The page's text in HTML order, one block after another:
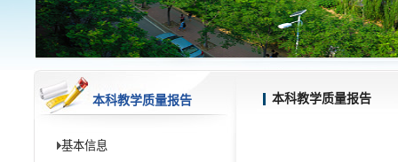
本科教学质量报告
基本信息
本科教学质量报告